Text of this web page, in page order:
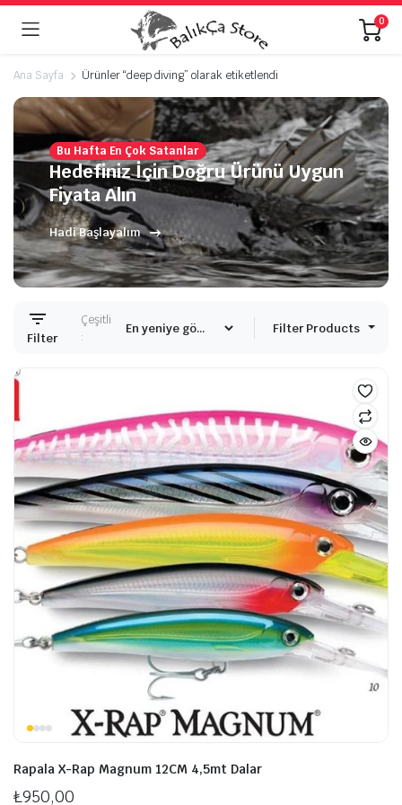
0
Ana Sayfa Ürünler “deep diving” olarak etiketlendi
Bu Hafta En Çok Satanlar
Hedefiniz İçin Doğru Ürünü Uygun
Fiyata Alın
Hadi Başlayalım
Filter
Çeşitli
:
Filter Products
Rapala X-Rap Magnum 12CM 4,5mt Dalar
₺950,00